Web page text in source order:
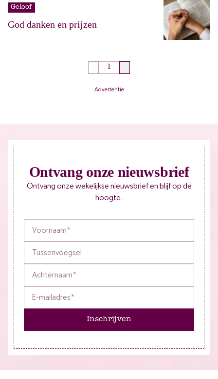
Geloof
God danken en prijzen
Advertentie
Ontvang onze nieuwsbrief
Ontvang onze wekelijkse nieuwsbrief en blijf op de
hoogte.
Inschrijven